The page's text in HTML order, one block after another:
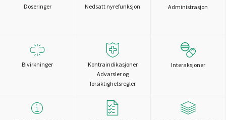
Doseringer Nedsatt nyrefunksjon Administrasjon
Bivirkninger
Kontraindikasjoner
Advarsler og
forsiktighetsregler
Interaksjoner